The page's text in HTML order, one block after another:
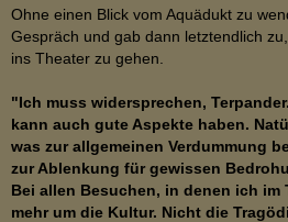
Ohne einen Blick vom Aquädukt zu
Gespräch und gab dann letztendlich
ins Theater zu gehen.
"Ich muss widersprechen,
kann auch gute Aspekte haben.
was zur allgemeinen Verdummung
zur Ablenkung für gewissen
Bei allen Besuchen, in denen ich im
mehr um die Kultur. Nicht die